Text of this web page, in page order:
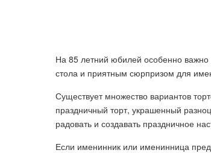
На 85 летний юбилей особенно важно
стола и приятным сюрпризом для
Существует множество вариантов
праздничный торт, украшенный
радовать и создавать праздничное
Если именинник или именинница